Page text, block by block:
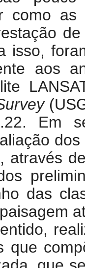
como
isso,
aos
Em
através
das
que